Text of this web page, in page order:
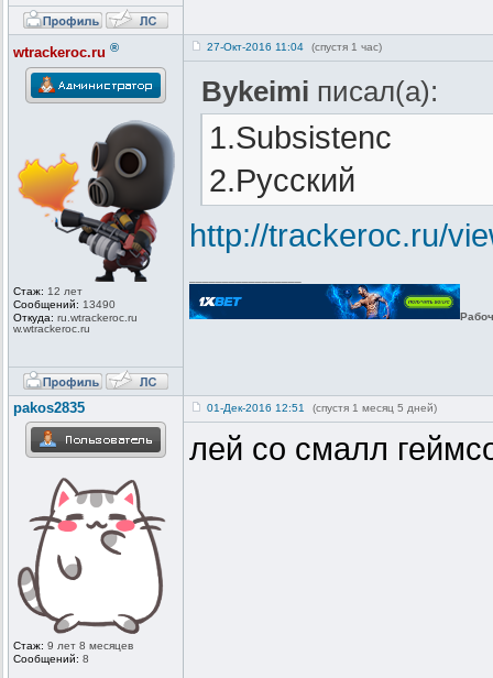
wtrackeroc.ru ®
Стаж: 12 лет
Сообщений: 13490
Откуда: ru.wtrackeroc.ru
w.wtrackeroc .ru
27-Окт-2016 11:04 (спустя 1 час)
Bykeimi писал(а):
1.Subsistenc
2.Русский
http://trackeroc.ru/
pakos2835
Стаж: 9 лет 8 месяцев
Сообщений: 8
01-Дек-2016 12:51 (спустя 1 месяц 5 дней)
лей со смалл